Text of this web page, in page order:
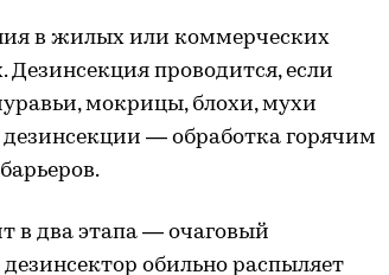
в жилых или коммерческих
проводится, если
мокрицы, блохи, мухи
— обработка горячим
в два этапа — очаговый
обильно распыляет